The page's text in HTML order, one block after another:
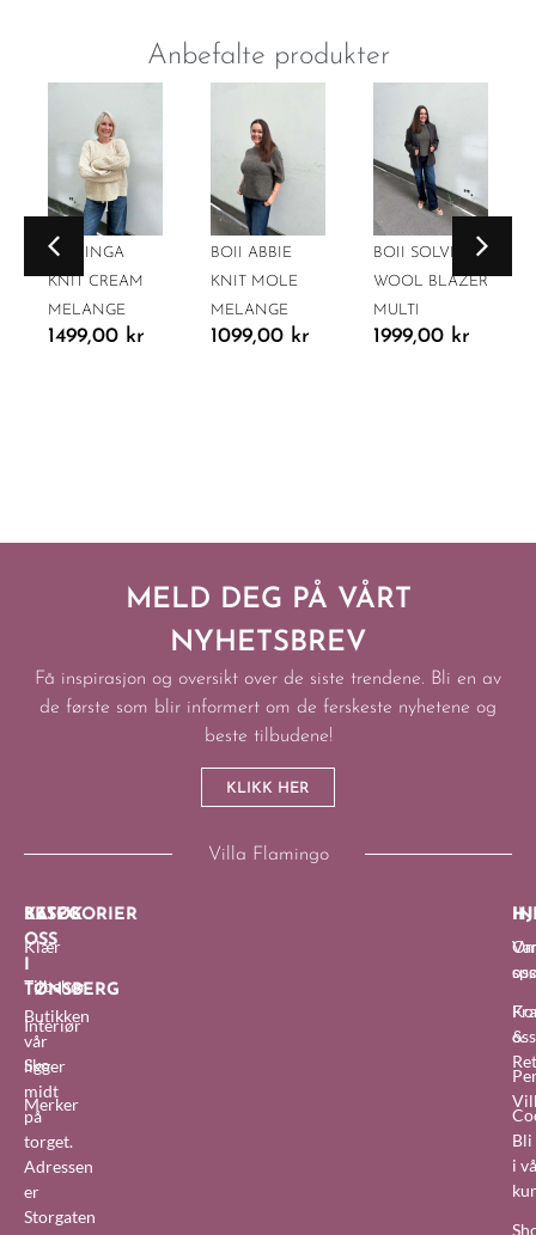
Anbefalte produkter
BOII INGA
KNIT CREAM
MELANGE
1499,00 kr
BOII ABBIE
KNIT MOLE
MELANGE
1099,00 kr
BOII SOLVEJ
WOOL BLAZER
MULTI
1999,00 kr
MELD DEG PÅ VÅRT
NYHETSBREV
Få inspirasjon og oversikt over de siste trendene. Bli en av
de første som blir informert om de ferskeste nyhetene og
beste tilbudene!
KLIKK HER
Villa Flamingo
BESØK
OSS
TØNSBERG
Butikken
vår
ligger
midt
på
torget.
Adressen
er
Storgaten
KATEGORIER
Klær
Tilbehør
Interiør
Sko
Merker
oss
&
Bli
i
oss